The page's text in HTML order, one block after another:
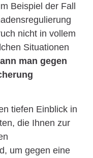
Beispiel der Fall
nicht in vollem
Situationen
man gegen
tiefen Einblick in
die Ihnen zur
um gegen eine